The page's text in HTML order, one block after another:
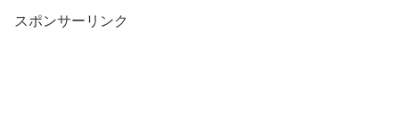
スポンサーリンク